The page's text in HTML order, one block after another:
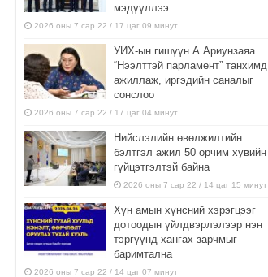
мэдүүллээ
2026 оны 7 сар 22 / 17 цаг 09 минут
УИХ-ын гишүүн А.Ариунзаяа
“Нээлттэй парламент” танхимд
ажиллаж, иргэдийн саналыг
сонслоо
2026 оны 7 сар 22 / 17 цаг 04 минут
Нийслэлийн өвөлжилтийн
бэлтгэл ажил 50 орчим хувийн
гүйцэтгэлтэй байна
2026 оны 7 сар 22 / 14 цаг 15 минут
Хүн амын хүнсний хэрэгцээг
дотоодын үйлдвэрлэлээр нэн
тэргүүнд хангах зарчмыг
баримтална
2026 оны 7 сар 22 / 14 цаг 07 минут